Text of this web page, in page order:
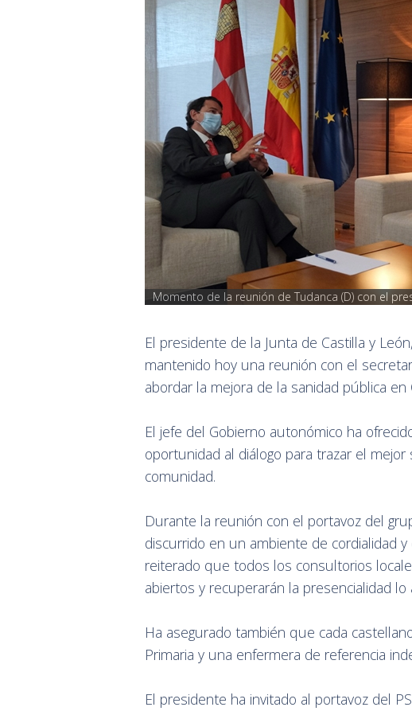
Momento de la reunión de Tudanca (D) con el
El presidente de la Junta de Castilla y
mantenido hoy una reunión con el
abordar la mejora de la sanidad pública en
El jefe del Gobierno autonómico ha
oportunidad al diálogo para trazar el
comunidad.
Durante la reunión con el portavoz del
discurrido en un ambiente de cordialidad
reiterado que todos los consultorios
abiertos y recuperarán la presencialidad
Ha asegurado también que cada
Primaria y una enfermera de referencia
El presidente ha invitado al portavoz del